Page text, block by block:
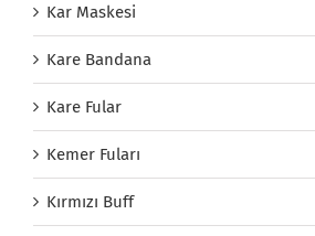
Kar Maskesi
Kare Bandana
Kare Fular
Kemer Fuları
Kırmızı Buff